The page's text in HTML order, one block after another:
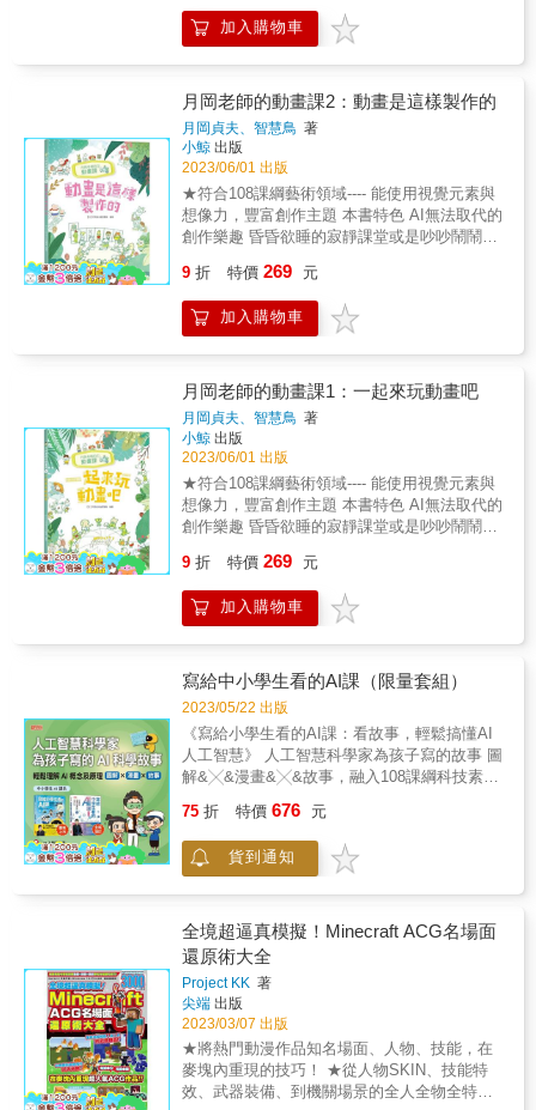
■指令與紅石：瞭解變數與結果的因果關係、訊
號傳遞的邏輯觀念，將有效加強程式設計的基
本知識。 ■建築與設計：空間美觀的概念培
【書籍資訊】 ◎適讀對象：Minecraft新手 ◎適
用平台：基岩版（Switch、手機平版、WIN10
等） &
ChatGPT、生成式AI、深偽技術究竟是什麼
嗎？ 以上這些都是AI人工智慧的應用！ AI人工
中央大學資工系蔡宗翰教授為小學生量身打造
的圖文知識讀本， 收錄九篇生活中的AI故事，
搭配活潑生動的漫畫及生活化的插圖解說； 故
事最後更有延伸AI知識、相關思考提問及問答
挑戰， 幫助孩子輕鬆理解豐富又有趣的AI技術
與應用， 進而激發孩子對科技的興趣與熱愛！
& ★ AI入門書首選 ★ 專家學者好評推薦 ★ AI
新世代必備的核心素養 & 小學生阿智與小慧是
一對古靈精怪的兄妹檔， 他們某天巧遇了大學
沒想到兄妹卻也因此闖進一連串的AI大冒險！
從看醫生、線上遊戲到棒球賽，原來生活處處
有AI， 兄妹倆大感驚奇的同時，也對AI產生許
利和AI一起升級進化呢？ & 本書特色 & ◆ 專
為小學生撰寫，探究生活中無所不在的人工智
慧議題。 ◆&透過小學生與師長的對話，呈現
不同觀點與角度，舉一反三。 ◆&圖文並茂、
淺顯易懂，孩子能自行閱讀，輕鬆理解AI概念
和原理。 ◆&章後豐富的專欄補充及思考引
導，深化學習，提升AI素養。 學習重點 & ◆
升科技素養 ◆&理解相關重點名詞及生活應用
關鍵字 #生成式AI #深偽技術 #聊天機器人 #續
畫AI #自駕車 #鷹眼系統&#ChatGPT
教育、資訊教育 ◆&學習領域分類：科技 & &
加入購物車
月岡老師的動畫課2：動畫是這樣製作的
月岡貞夫、智慧鳥 著
小鯨 出版
2023/06/01 出版
★符合108課綱藝術領域---- 能使用視覺元素與
想像力，豐富創作主題 本書特色 AI無法取代的
創作樂趣 昏昏欲睡的寂靜課堂或是吵吵鬧鬧的
課本的角落，一頁頁的~塗鴉、描摹 然後，迅
速的翻動書角~哇！圖畫動起來了
&hellip;&hellip; 別說你不會畫動畫！ 好棒！已
動作變換， 自然界中的動物、事物，也都有各
自的動作特徵。 跟著月岡老師提供的示範與練
習， 你就可以讓角色柔軟生動地動起來， 然後
試著用這些角色，製作屬於自己的歡樂動畫
吧！ ★適讀年齡：國小中年級以上 &
9 折 特價 269 元
加入購物車
月岡老師的動畫課1：一起來玩動畫吧
月岡貞夫、智慧鳥 著
小鯨 出版
2023/06/01 出版
★符合108課綱藝術領域---- 能使用視覺元素與
想像力，豐富創作主題 本書特色 AI無法取代的
創作樂趣 昏昏欲睡的寂靜課堂或是吵吵鬧鬧的
課本的角落，一頁頁的~塗鴉、描摹 然後，迅
速的翻動書角~哇！圖畫動起來了
&hellip;&hellip; 別說你不會畫動畫！ 在這本書
很好玩哦。 接著還會學到，怎麼創作故事腳
本，再把腳本做成原畫&hellip;&hellip; 跟著月
岡老師提供的示範與練習， 你就可以讓自己創
作的故事變成動畫！ 一起來玩吧！ ★適讀年
齡：國小中年級以上 &
9 折 特價 269 元
加入購物車
寫給中小學生看的AI課（限量套組）
2023/05/22 出版
《寫給小學生看的AI課：看故事，輕鬆搞懂AI
人工智慧》 人工智慧科學家為孩子寫的故事 圖
解&╳&漫畫&╳&故事，融入108課綱科技素養
你是否曾經用過Siri或Google等語音助理進行對
話？ 或者跟朋友玩有趣又可愛的變臉濾鏡呢？
你知道ChatGPT、生成式AI、深偽技術究竟是
我們解決很多問題，讓生活更方便、智慧。 本
書是中央大學資工系蔡宗翰教授為小學生量身
打造的圖文知識讀本， 收錄九篇生活中的AI故
事，搭配活潑生動的漫畫及生活化的插圖解
說； 故事最後更有延伸AI知識、相關思考提問
及問答挑戰， 幫助孩子輕鬆理解豐富又有趣的
AI技術與應用， 進而激發孩子對科技的興趣與
熱愛！ ★ AI入門書首選 ★&專家學者好評推薦
★ AI新世代必備的核心素養 小學生阿智與小慧
75 折 特價 676 元
貨到通知
全境超逼真模擬！Minecraft ACG名場面
還原術大全
Project KK 著
尖端 出版
2023/03/07 出版
★將熱門動漫作品知名場面、人物、技能，在
麥塊內重現的技巧！ ★從人物SKIN、技能特
效、武器裝備、到機關場景的全人全物全特效